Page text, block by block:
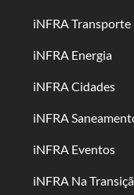
iNFRA Transporte
iNFRA Energia
iNFRA Cidades
iNFRA
iNFRA Eventos
iNFRA Na